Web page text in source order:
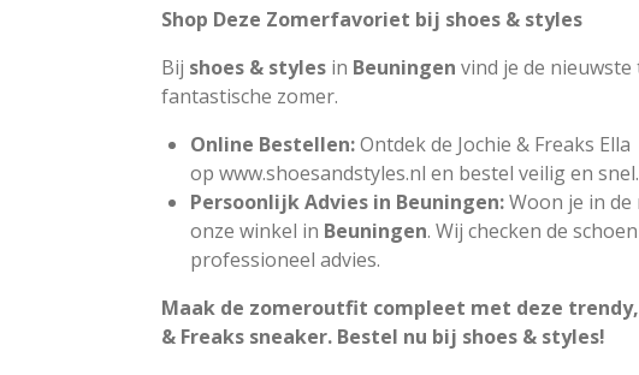
Shop Deze Zomerfavoriet bij shoes & styles
Bij shoes & styles in Beuningen vind je de
fantastische zomer.
Online Bestellen:Ontdek de Jochie & Freaks Ella
op www.shoesandstyles.nl en bestel veilig en snel.
Persoonlijk Advies in Beuningen:Woon je in de
onze winkel in Beuningen. Wij checken de
professioneel advies.
Maak de zomeroutfit compleet met deze
& Freaks sneaker. Bestel nu bij shoes & styles!